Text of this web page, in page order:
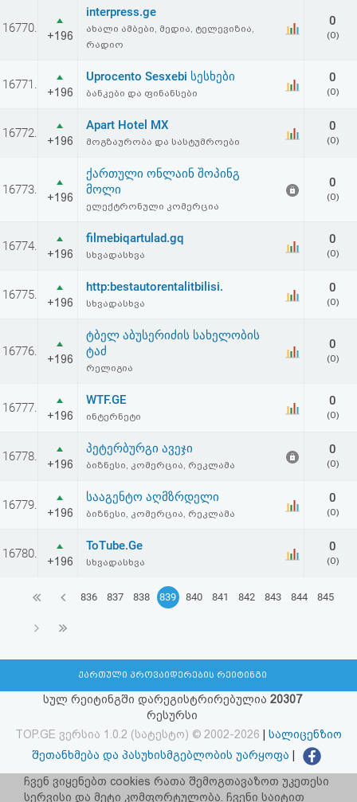
16770.
+196
interpress.ge
ახალი ამბები, მედია, ტელევიზია,
რადიო
0
(0)
16771.
+196
Uprocento Sesxebi სესხები
ბანკები და ფინანსები
0
(0)
16772.
+196
Apart Hotel MX
მოგზაურობა და სასტუმროები
0
(0)
16773.
+196
ქართული ონლაინ შოპინგ
მოლი
ელექტრონული კომერცია
0
(0)
16774.
+196
filmebiqartulad.gq
სხვადასხვა
0
(0)
16775.
+196
http:bestautorentalitbilisi.
სხვადასხვა
0
(0)
16776.
+196
ტბელ აბუსერიძის სახელობის
ტაძ
რელიგია
0
(0)
16777.
+196
WTF.GE
ინტერნეტი
0
(0)
16778.
+196
პეტერბურგი ავეჯი
ბიზნესი, კომერცია, რეკლამა
0
(0)
16779.
+196
სააგენტო აღმზრდელი
ბიზნესი, კომერცია, რეკლამა
0
(0)
16780.
+196
ToTube.Ge
სხვადასხვა
0
(0)
836 837 838 839 840 841 842 843 844 845
ქართული პროვაიდერების რეიტინგი
სულ რეიტინგში დარეგისტრირებულია 20307
რესურსი
TOP.GE ვერსია 1.0.2 (სატესტო) © 2002-2026
სალიცენზიო
შეთანხმება და პასუხისმგებლობის უარყოფა
facebook.com/TOP.GE
იხილეთ TOP.GE - ის ძველი ვერსია ბმულზე
ჩვენ ვიყენებთ cookies რათა შემოგთავაზოთ უკეთესი
სერვისი და მეტი კომფორტულობა. ჩვენი საიტით